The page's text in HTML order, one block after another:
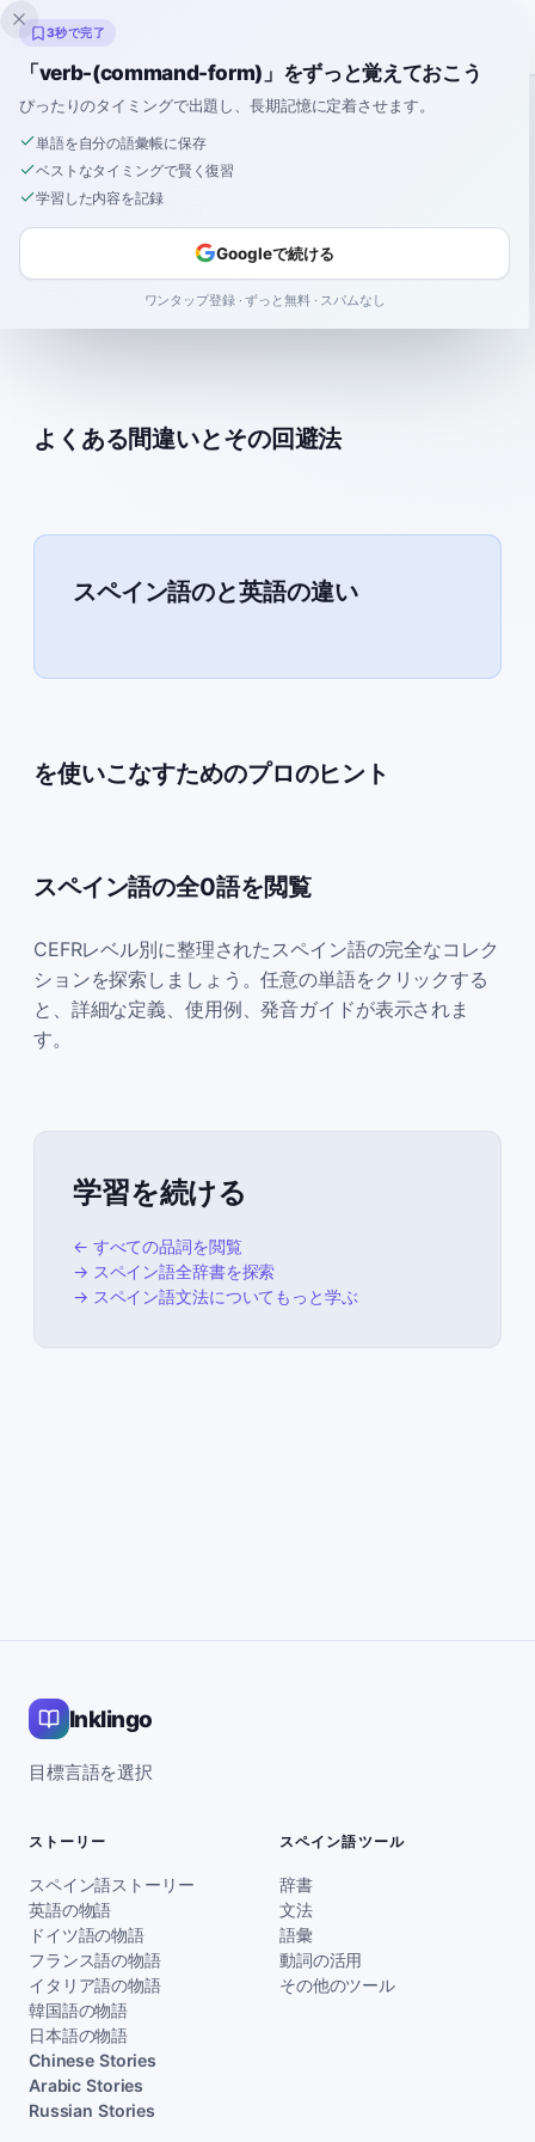
Inklingo
スペイン語の
よくある間違いとその回避法
スペイン語のと英語の違い
を使いこなすためのプロのヒント
スペイン語の全0語を閲覧
CEFRレベル別に整理されたスペイン語の完全なコレク
ションを探索しましょう。任意の単語をクリックする
と、詳細な定義、使用例、発音ガイドが表示されま
す。
学習を続ける
← すべての品詞を閲覧
→ スペイン語全辞書を探索
→ スペイン語文法についてもっと学ぶ
Inklingo
目標言語を選択
ストーリー
スペイン語ストーリー
英語の物語
ドイツ語の物語
フランス語の物語
イタリア語の物語
韓国語の物語
日本語の物語
Chinese Stories
Arabic Stories
Russian Stories
スペイン語ツール
辞書
文法
語彙
動詞の活用
その他のツール
3秒で完了
「verb-(command-form)」をずっと覚えておこう
ぴったりのタイミングで出題し、長期記憶に定着させます。
単語を自分の語彙帳に保存
ベストなタイミングで賢く復習
学習した内容を記録
Googleで続ける
ワンタップ登録 · ずっと無料 · スパムなし